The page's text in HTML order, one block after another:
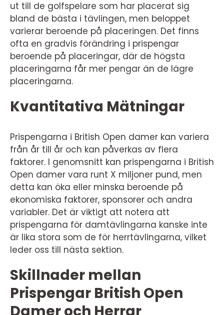
ut till de golfspelare som har placerat sig
bland de bästa i tävlingen, men beloppet
varierar beroende på placeringen. Det finns
ofta en gradvis förändring i prispengar
beroende på placeringar, där de högsta
placeringarna får mer pengar än de lägre
placeringarna.
Kvantitativa Mätningar
Prispengarna i British Open damer kan variera
från år till år och kan påverkas av flera
faktorer. I genomsnitt kan prispengarna i British
Open damer vara runt X miljoner pund, men
detta kan öka eller minska beroende på
ekonomiska faktorer, sponsorer och andra
variabler. Det är viktigt att notera att
prispengarna för damtävlingarna kanske inte
är lika stora som de för herrtävlingarna, vilket
leder oss till nästa sektion.
Skillnader mellan
Prispengar British Open